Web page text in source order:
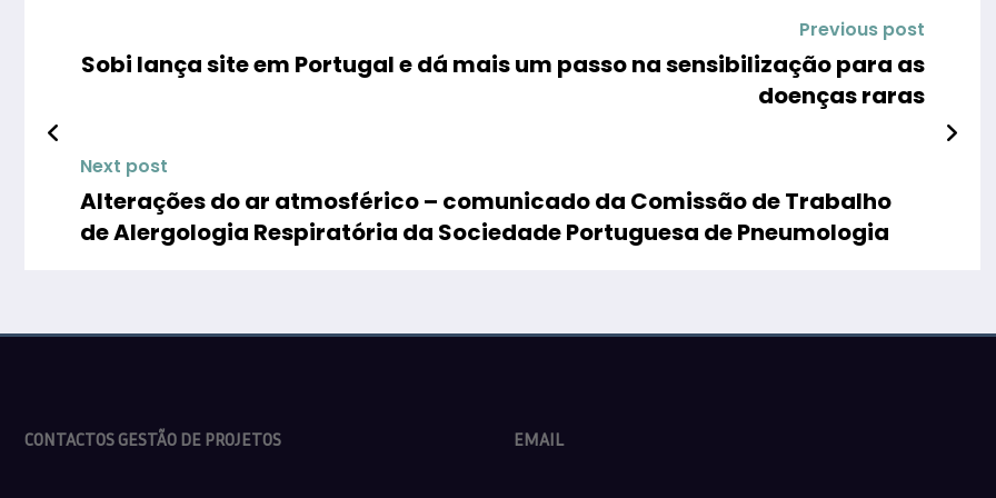
Previous post
Sobi lança site em Portugal e dá mais um passo na sensibilização para as
doenças raras
Next post
Alterações do ar atmosférico – comunicado da Comissão de Trabalho
de Alergologia Respiratória da Sociedade Portuguesa de Pneumologia
CONTACTOS GESTÃO DE PROJETOS EMAIL